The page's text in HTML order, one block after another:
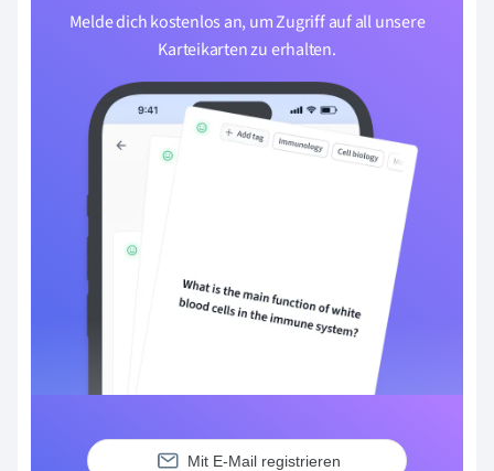
Melde dich kostenlos an, um Zugriff auf all unsere
Karteikarten zu erhalten.
Mit E-Mail registrieren